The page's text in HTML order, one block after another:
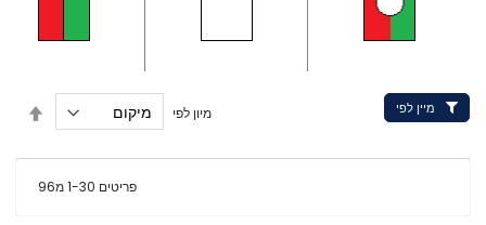
פריטים 1-30 מ96
מיון לפי מיין לפי